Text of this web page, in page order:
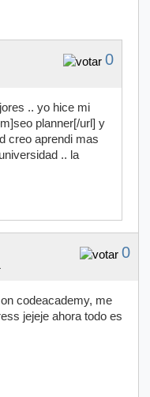
0
.. yo hice mi
planner[/url] y
creo aprendi mas
.. la
0
codeacademy, me
jejeje ahora todo es